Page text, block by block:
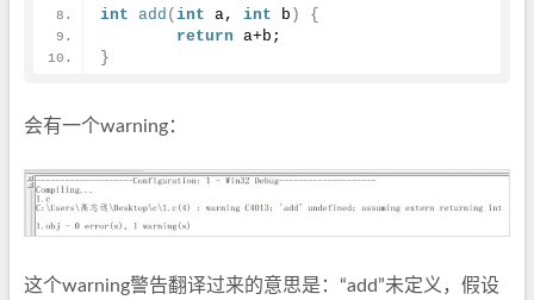
int add (int a, int b )
{
return a+b;
}
会有一个warning：
这个warning警告翻译过来的意思是：“add”未定义，假设